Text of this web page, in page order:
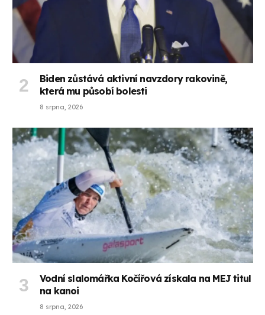
Biden zůstává aktivní navzdory rakovině,
která mu působí bolesti
8 srpna, 2026
Vodní slalomářka Kočířová získala na MEJ titul
na kanoi
8 srpna, 2026